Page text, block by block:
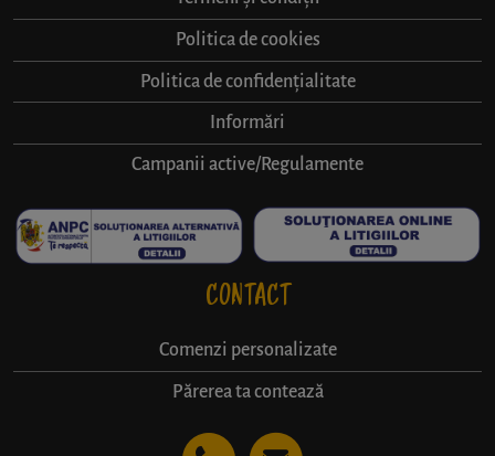
Politica de cookies
Politica de confidențialitate
Informări
Campanii active/Regulamente
CONTACT
Comenzi personalizate
Părerea ta contează